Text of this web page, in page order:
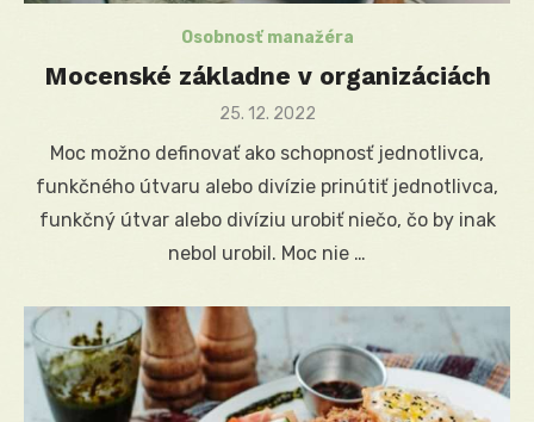
Osobnosť manažéra
Mocenské základne v organizáciách
Posted
25. 12. 2022
Moc možno definovať ako schopnosť jednotlivca,
funkčného útvaru alebo divízie prinútiť jednotlivca,
funkčný útvar alebo divíziu urobiť niečo, čo by inak
nebol urobil. Moc nie …